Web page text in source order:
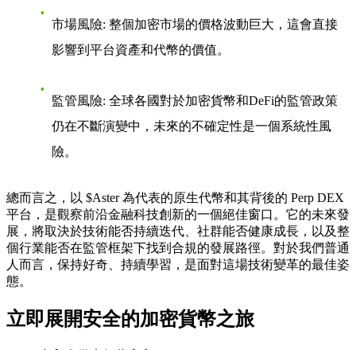
市場風險: 整個加密市場的價格波動巨大，這會直接
影響到平台資產和代幣的價值。
監管風險: 全球各國對於加密貨幣和DeFi的監管政策
仍在不斷演變中，未來的不確定性是一個系統性風
險。
總而言之，以 $Aster 為代表的原生代幣和其背後的 Perp DEX
平台，是觀察前沿金融科技創新的一個絕佳窗口。它的未來發
展，將取決於技術能否持續迭代、社群能否健康成長，以及整
個行業能否在監管框架下找到合規的發展路徑。對於我們普通
人而言，保持好奇、持續學習，是面對這場技術變革的最佳姿
態。
立即展開安全的加密貨幣之旅